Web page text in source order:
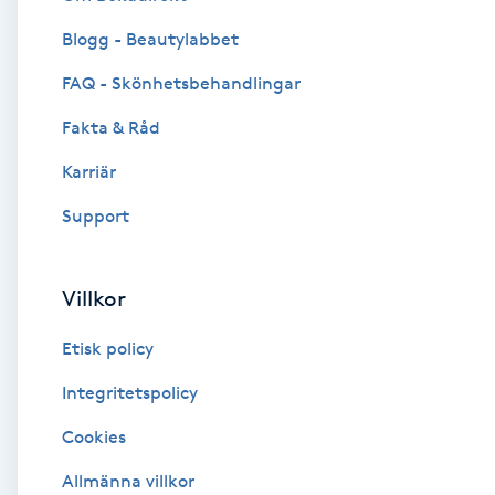
Brynformning
Brynplockning
Bröllopsuppsättning
Coachning
Color correction
Blogg - Beautylabbet
FAQ - Skönhetsbehandlingar
Fakta & Råd
Karriär
Support
Villkor
Etisk policy
Integritetspolicy
Cookies
Allmänna villkor